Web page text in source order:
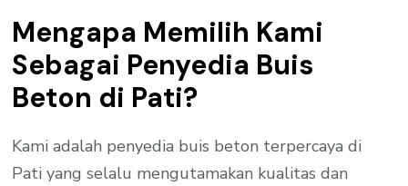
Mengapa Memilih Kami
Sebagai Penyedia Buis
Beton di Pati?
Kami adalah penyedia buis beton terpercaya di
Pati yang selalu mengutamakan kualitas dan